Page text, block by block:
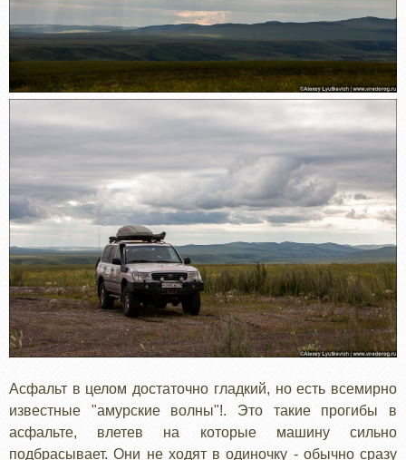
Асфальт в целом достаточно гладкий, но есть всемирно
известные "амурские волны"!. Это такие прогибы в
асфальте, влетев на которые машину сильно
подбрасывает. Они не ходят в одиночку - обычно сразу